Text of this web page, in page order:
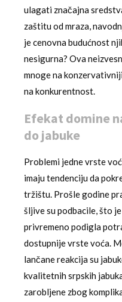
ulagati značajna
zaštitu od mraza,
je cenovna budućnost
nesigurna? Ova
mnoge na
na konkurentnost.
Efekat domine
do jabuke
Problemi jedne vrste
imaju tendenciju da
tržištu. Prošle godine
šljive su podbacile, što
privremeno podigla
dostupnije vrste voća.
lančane reakcija su
kvalitetnih srpskih
zarobljene zbog